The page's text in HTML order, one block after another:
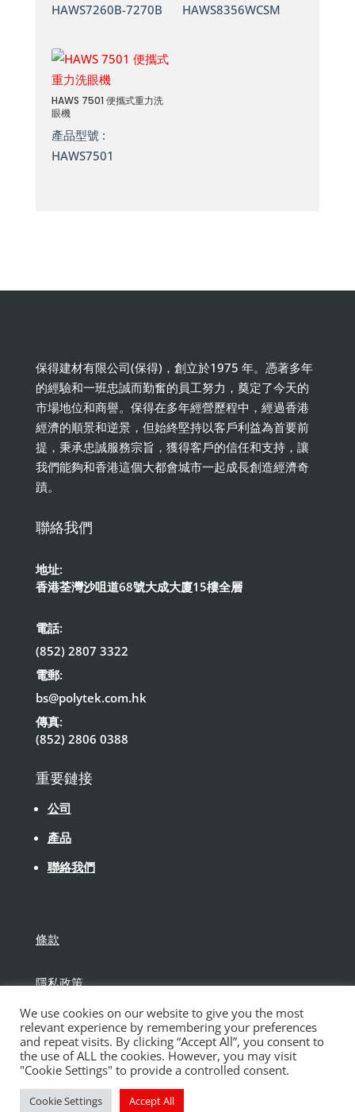
HAWS7260B-7270B
HAWS8356WCSM
HAWS 7501 便攜式重力洗
眼機
產品型號 :
HAWS7501
保得建材有限公司(保得)，創立於1975 年。憑著多年
的經驗和一班忠誠而勤奮的員工努力，奠定了今天的
市場地位和商譽。保得在多年經營歷程中，經過香港
經濟的順景和逆景，但始終堅持以客戶利益為首要前
提，秉承忠誠服務宗旨，獲得客戶的信任和支持，讓
我們能夠和香港這個大都會城市一起成長創造經濟奇
蹟。
聯絡我們
地址:
香港荃灣沙咀道68號大成大廈15樓全層
電話:
(852) 2807 3322
電郵:
bs@polytek.com.hk
傳真:
(852) 2806 0388
重要鏈接
公司
產品
聯絡我們
條款
隱私政策
免責聲明
版權所有保得建材有限公司
We use cookies on our website to give you the most
relevant experience by remembering your preferences
and repeat visits. By clicking “Accept All”, you consent to
the use of ALL the cookies. However, you may visit
"Cookie Settings" to provide a controlled consent.
Cookie Settings Accept All